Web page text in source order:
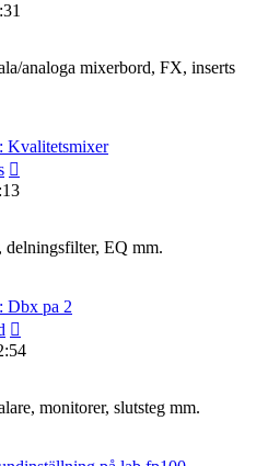
till
inlägget
analoga mixerbord, FX, inserts
Kvalitetsmixer
inlägget
delningsfilter, EQ mm.
Dbx pa 2
till
inlägget
monitorer, slutsteg mm.